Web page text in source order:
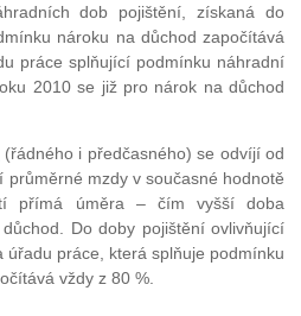
dob pojištění, získaná do
nároku na důchod započítává
práce splňující podmínku náhradní
2010 se již pro nárok na důchod
(řádného i předčasného) se odvíjí od
mzdy v současné hodnotě
přímá úměra – čím vyšší doba
Do doby pojištění ovlivňující
úřadu práce, která splňuje podmínku
vždy z 80 %.